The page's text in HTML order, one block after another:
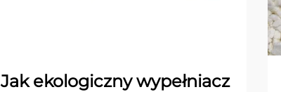
Jak ekologiczny wypełniacz